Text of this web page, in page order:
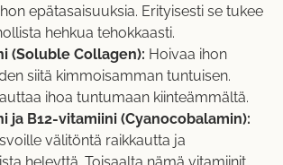
epätasaisuuksia. Erityisesti se tukee
hehkua tehokkaasti.
(Soluble Collagen): Hoivaa ihon
siitä kimmoisamman tuntuisen.
ihoa tuntumaan kiinteämmältä.
ja B12-vitamiini (Cyanocobalamin):
välitöntä raikkautta ja